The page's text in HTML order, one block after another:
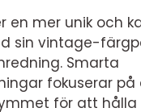
en mer unik och
sin vintage-
Smarta
fokuserar
för att